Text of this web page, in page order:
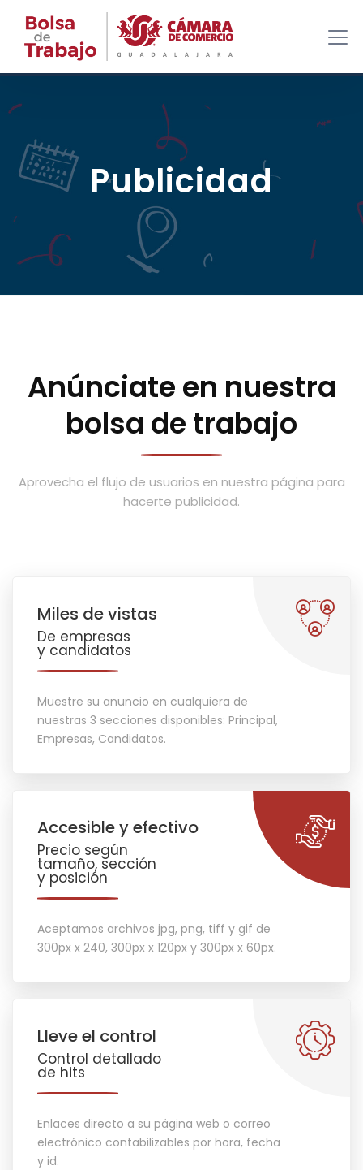
Publicidad
Anúnciate en nuestra
bolsa de trabajo
Aprovecha el flujo de usuarios en nuestra página para
hacerte publicidad.
Miles de vistas
De empresas
y candidatos
Muestre su anuncio en cualquiera de
nuestras 3 secciones disponibles: Principal,
Empresas, Candidatos.
Accesible y efectivo
Precio según
tamaño, sección
y posición
Aceptamos archivos jpg, png, tiff y gif de
300px x 240, 300px x 120px y 300px x 60px.
Lleve el control
Control detallado
de hits
Enlaces directo a su página web o correo
electrónico contabilizables por hora, fecha
y id.